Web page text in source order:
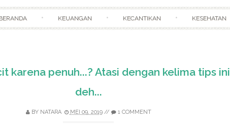
KEUANGAN KECANTIKAN KESEHATAN
karena penuh...? Atasi dengan kelima tips ini
deh...
BY NATARA MEI 09, 2019// 1 COMMENT